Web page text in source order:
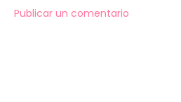
Publicar un comentario